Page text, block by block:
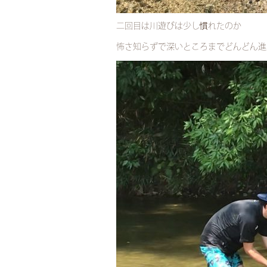
二回目は川遊びは少し慣れたのか
怖さ知らずで深いところまでどんどん